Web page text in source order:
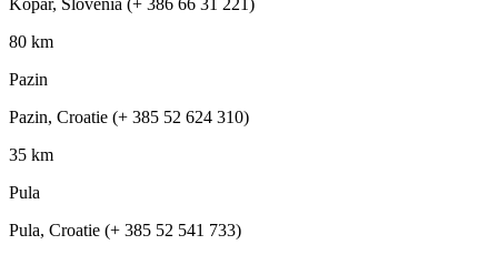
80 km
Pazin
Pazin, Croatie (+ 385 52 624 310)
35 km
Pula
Pula, Croatie (+ 385 52 541 733)